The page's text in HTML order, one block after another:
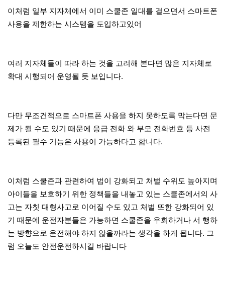
이처럼 일부 지자체에서 이미 스쿨존 일대를 걸으면서 스마트폰
사용을 제한하는 시스템을 도입하고있어
여러 지자체들이 따라 하는 것을 고려해 본다면 많은 지자체로
확대 시행되어 운영될 듯 보입니다.
다만 무조건적으로 스마트폰 사용을 하지 못하도록 막는다면 문
제가 될 수도 있기 때문에 응급 전화 와 부모 전화번호 등 사전
등록된 필수 기능은 사용이 가능하다고 합니다.
이처럼 스쿨존과 관련하여 법이 강화되고 처벌 수위도 높아지며
아이들을 보호하기 위한 정책들을 내놓고 있는 스쿨존에서의 사
고는 자칫 대형사고로 이어질 수도 있고 처벌 또한 강화되어 있
기 때문에 운전자분들은 가능하면 스쿨존을 우회하거나 서 행하
는 방향으로 운전해야 하지 않을까라는 생각을 하게 됩니다. 그
럼 오늘도 안전운전하시길 바랍니다